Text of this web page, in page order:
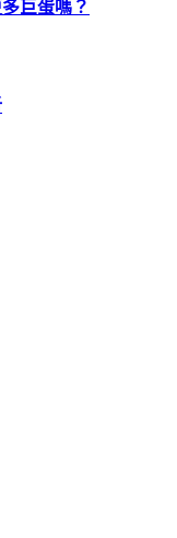
巨蛋嗎？